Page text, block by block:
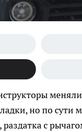
но по сути
с